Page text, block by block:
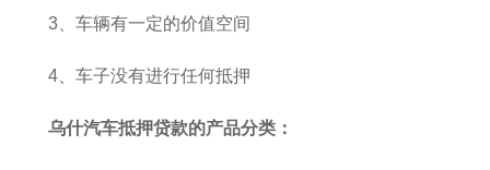
3、车辆有一定的价值空间
4、车子没有进行任何抵押
乌什汽车抵押贷款的产品分类：